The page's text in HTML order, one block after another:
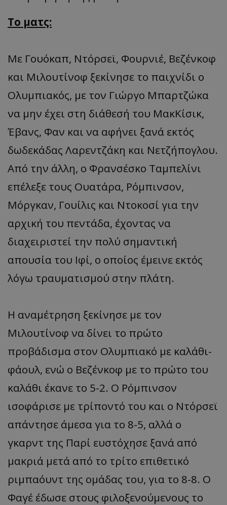
Το ματς:
Με Γουόκαπ, Ντόρσεϊ, Φουρνιέ, Βεζένκοφ
και Μιλουτίνοφ ξεκίνησε το παιχνίδι ο
Ολυμπιακός, με τον Γιώργο Μπαρτζώκα
να μην έχει στη διάθεσή του ΜακΚίσικ,
Έβανς, Φαν και να αφήνει ξανά εκτός
δωδεκάδας Λαρεντζάκη και Νετζήπογλου.
Από την άλλη, ο Φρανσέσκο Ταμπελίνι
επέλεξε τους Ουατάρα, Ρόμπινσον,
Μόργκαν, Γουίλις και Ντοκοσί για την
αρχική του πεντάδα, έχοντας να
διαχειριστεί την πολύ σημαντική
απουσία του Ιφί, ο οποίος έμεινε εκτός
λόγω τραυματισμού στην πλάτη.
Η αναμέτρηση ξεκίνησε με τον
Μιλουτίνοφ να δίνει το πρώτο
προβάδισμα στον Ολυμπιακό με καλάθι-
φάουλ, ενώ ο Βεζένκοφ με το πρώτο του
καλάθι έκανε το 5-2. Ο Ρόμπινσον
ισοφάρισε με τρίποντό του και ο Ντόρσεϊ
απάντησε άμεσα για το 8-5, αλλά ο
γκαρντ της Παρί ευστόχησε ξανά από
μακριά μετά από το τρίτο επιθετικό
ριμπαόυντ της ομάδας του, για το 8-8. Ο
Φαγέ έδωσε στους φιλοξενούμενους το